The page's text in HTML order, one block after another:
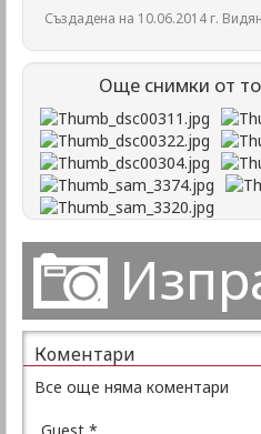
Създадена на 10.06.2014 г.
Още снимки от
Коментари
Все още няма коментари